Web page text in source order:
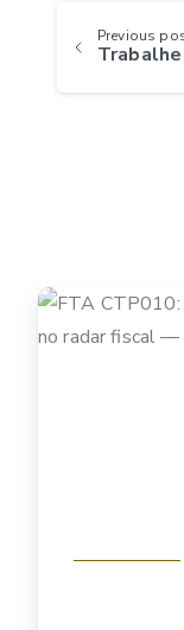
Previous